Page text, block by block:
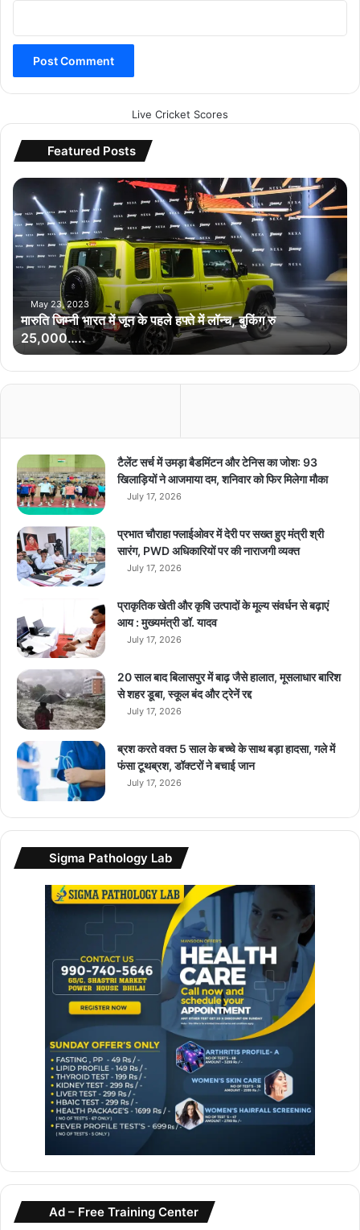
Live Cricket Scores
Featured Posts
मा
ति
जि
म्नी
भा
न
के
ह
फ्ते
में
लॉ
न्च
बु
किं
ग
5
0
0
…
May 23, 2023
मारुति जिम्नी भारत में जून के पहले हफ्ते में लॉन्च, बुकिंग रु
25,000…..
टैलेंट सर्च में उमड़ा बैडमिंटन और टेनिस का जोश: 93
खिलाड़ियों ने आजमाया दम, शनिवार को फिर मिलेगा मौका
July 17, 2026
प्रभात चौराहा फ्लाईओवर में देरी पर सख्त हुए मंत्री श्री
सारंग, PWD अधिकारियों पर की नाराजगी व्यक्त
July 17, 2026
प्राकृतिक खेती और कृषि उत्पादों के मूल्य संवर्धन से बढ़ाएं
आय : मुख्यमंत्री डॉ. यादव
July 17, 2026
20 साल बाद बिलासपुर में बाढ़ जैसे हालात, मूसलाधार बारिश
से शहर डूबा, स्कूल बंद और ट्रेनें रद्द
July 17, 2026
ब्रश करते वक्त 5 साल के बच्चे के साथ बड़ा हादसा, गले में
फंसा टूथब्रश, डॉक्टरों ने बचाई जान
July 17, 2026
Sigma Pathology Lab
Ad – Free Training Center